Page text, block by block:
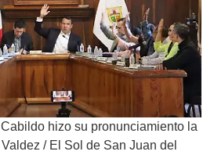
hizo su pronunciamiento la
/ El Sol de San Juan del